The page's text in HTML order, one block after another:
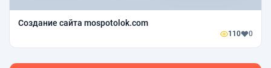
Создание сайта mospotolok.com
110 0